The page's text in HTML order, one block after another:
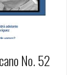
No. 52